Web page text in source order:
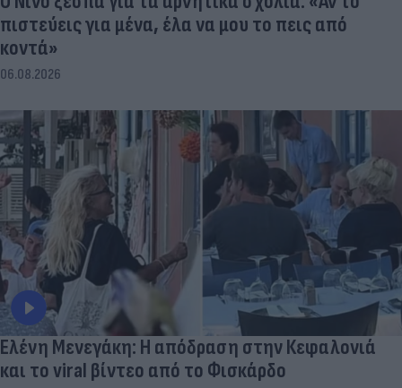
πιστεύεις για μένα, έλα να μου το πεις από
κοντά»
06.08.2026
Ελένη Μενεγάκη: Η απόδραση στην Κεφαλονιά
και το viral βίντεο από το Φισκάρδο